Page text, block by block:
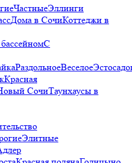
ЧастныеЭллинги
Дома в СочиКоттеджи в
С
РаздольноеВеселое
Красная
СочиТаунхаусы в
Элитные